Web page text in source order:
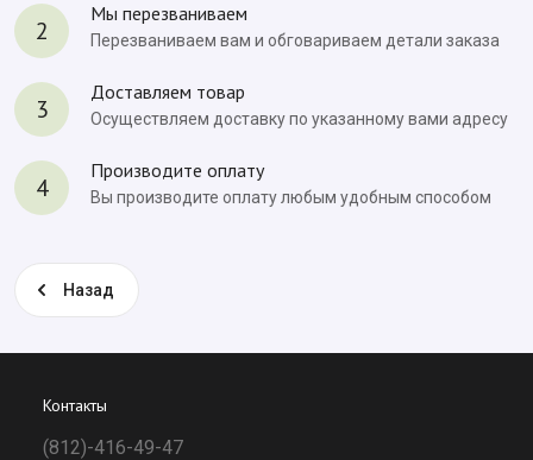
2
Мы перезваниваем
Перезваниваем вам и обговариваем детали заказа
3
Доставляем товар
Осуществляем доставку по указанному вами адресу
4
Производите оплату
Вы производите оплату любым удобным способом
Назад
Контакты
(812)-416-49-47